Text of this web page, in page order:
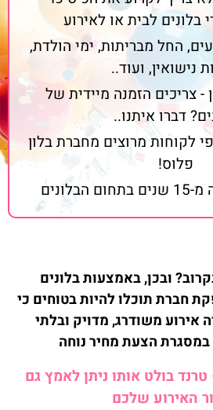
בלונים לבית או לאירוע
החל מבריתות, ימי הולדת,
נישואין, ועוד..
- צריכים הזמנה מיידית של
דברו איתנו..
לקוחות מרוצים מחברת בלון
פלוס!
ובכן, באמצעות בלונים
חברת תוכלו להיות בטוחים כי
אירוע משודרג, מדויק ובלתי
הצעת מחיר נוחה
טרנד בולט אותו ניתן לאמץ גם
האירוע שלכם